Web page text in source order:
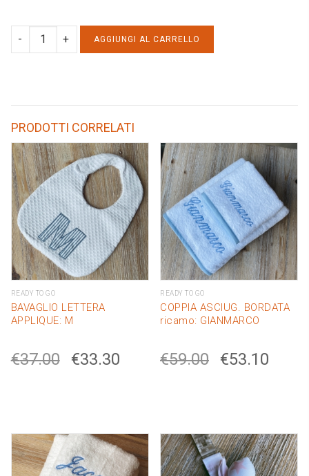
BAG
quantity
AGGIUNGI AL CARRELLO
PRODOTTI CORRELATI
READY TO GO
BAVAGLIO LETTERA
APPLIQUE: M
€37.00 €33.30
READY TO GO
COPPIA ASCIUG. BORDATA
ricamo: GIANMARCO
€59.00 €53.10